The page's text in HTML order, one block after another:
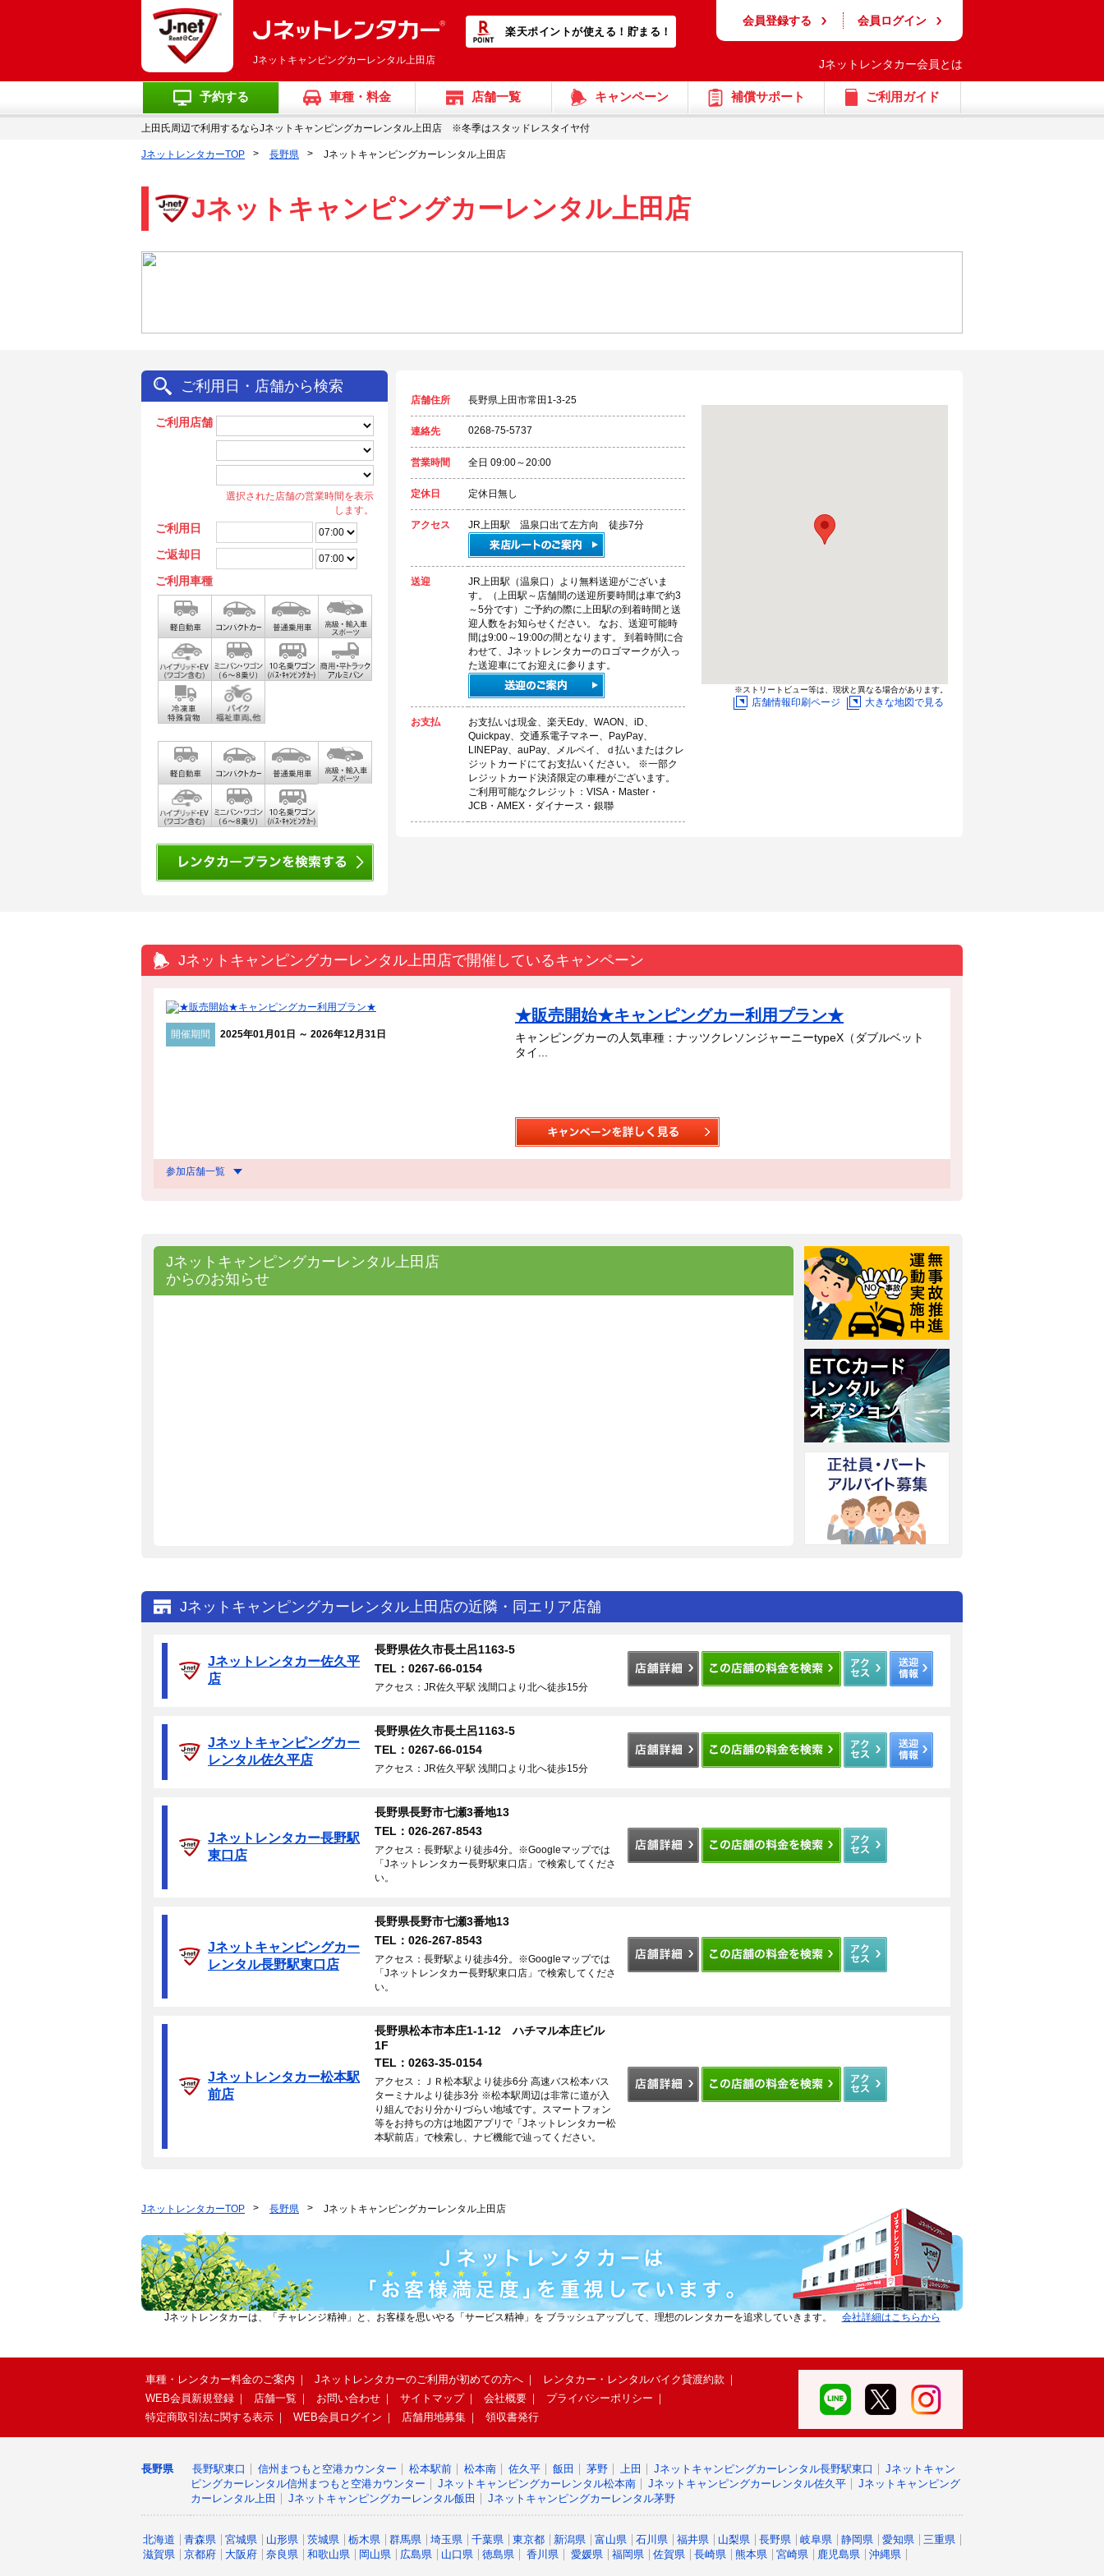
Jネットキャンピングカーレンタル上田店
会員登録する 会員ログイン
Jネットレンタカー会員とは
楽天ポイントが使える！貯まる！
予約する 車種・料金 店舗一覧 キャンペーン 補償サポート ご利用ガイド
上田氏周辺で利用するならJネットキャンピングカーレンタル上田店 ※冬季はスタッドレスタイヤ付
JネットレンタカーTOP 長野県 Jネットキャンピングカーレンタル上田店
Jネットキャンピングカーレンタル上田店
ご利用日・店舗から検索
ご利用店舗
選択された店舗の営業時間を表示
します。
ご利用日
ご返却日
ご利用車種
店舗住所 長野県上田市常田1-3-25
連絡先 0268-75-5737
営業時間 全日 09:00～20:00
定休日 定休日無し
アクセス JR上田駅 温泉口出て左方向 徒歩7分
送迎
JR上田駅（温泉口）より無料送迎がございま
す。（上田駅～店舗間の送迎所要時間は車で約3
～5分です）ご予約の際に上田駅の到着時間と送
迎人数をお知らせください。 なお、送迎可能時
間は9:00～19:00の間となります。 到着時間に合
わせて、Jネットレンタカーのロゴマークが入っ
た送迎車にてお迎えに参ります。
お支払
お支払いは現金、楽天Edy、WAON、iD、
Quickpay、交通系電子マネー、PayPay、
LINEPay、auPay、メルペイ、ｄ払いまたはクレ
ジットカードにてお支払いください。 ※一部ク
レジットカード決済限定の車種がございます。
ご利用可能なクレジット：VISA・Master・
JCB・AMEX・ダイナース・銀聯
※ストリートビュー等は、現状と異なる場合があります。
店舗情報印刷ページ 大きな地図で見る
Jネットキャンピングカーレンタル上田店で開催しているキャンペーン
開催期間 2025年01月01日 ～ 2026年12月31日
★販売開始★キャンピングカー利用プラン★
キャンピングカーの人気車種：ナッツクレソンジャーニーtypeX（ダブルベット
タイ...
参加店舗一覧
Jネットキャンピングカーレンタル上田店
からのお知らせ
Jネットキャンピングカーレンタル上田店の近隣・同エリア店舗
Jネットレンタカー佐久平
店
長野県佐久市長土呂1163-5
TEL：0267-66-0154
アクセス：JR佐久平駅 浅間口より北へ徒歩15分
Jネットキャンピングカー
レンタル佐久平店
長野県佐久市長土呂1163-5
TEL：0267-66-0154
アクセス：JR佐久平駅 浅間口より北へ徒歩15分
Jネットレンタカー長野駅
東口店
長野県長野市七瀬3番地13
TEL：026-267-8543
アクセス：長野駅より徒歩4分。※Googleマップでは
「Jネットレンタカー長野駅東口店」で検索してくださ
い。
Jネットキャンピングカー
レンタル長野駅東口店
長野県長野市七瀬3番地13
TEL：026-267-8543
アクセス：長野駅より徒歩4分。※Googleマップでは
「Jネットレンタカー長野駅東口店」で検索してくださ
い。
Jネットレンタカー松本駅
前店
長野県松本市本庄1-1-12 ハチマル本庄ビル
1F
TEL：0263-35-0154
アクセス：ＪＲ松本駅より徒歩6分 高速バス松本バス
ターミナルより徒歩3分 ※松本駅周辺は非常に道が入
り組んでおり分かりづらい地域です。スマートフォン
等をお持ちの方は地図アプリで「Jネットレンタカー松
本駅前店」で検索し、ナビ機能で辿ってください。
JネットレンタカーTOP 長野県 Jネットキャンピングカーレンタル上田店
Jネットレンタカーは、「チャレンジ精神」と、お客様を思いやる「サービス精神」を ブラッシュアップして、理想のレンタカーを追求していきます。 会社詳細はこちらから
車種・レンタカー料金のご案内 Jネットレンタカーのご利用が初めての方へ
レンタカー・レンタルバイク貸渡約款
WEB会員新規登録
店舗一覧 お問い合わせ サイトマップ 会社概要
プライバシーポリシー
特定商取引法に関する表示
WEB会員ログイン 店舗用地募集 領収書発行
長野県 長野駅東口 信州まつもと空港カウンター 松本駅前 松本南 佐久平 飯田 茅野 上田 Jネットキャンピングカーレンタル長野駅東口
Jネットキャン
ピングカーレンタル信州まつもと空港カウンター
Jネットキャンピングカーレンタル松本南 Jネットキャンピングカーレンタル佐久平
Jネットキャンピング
カーレンタル上田
Jネットキャンピングカーレンタル飯田 Jネットキャンピングカーレンタル茅野
北海道 青森県 宮城県 山形県 茨城県 栃木県 群馬県 埼玉県 千葉県 東京都 新潟県 富山県 石川県 福井県 山梨県 長野県 岐阜県 静岡県 愛知県
三重県
滋賀県
京都府 大阪府 奈良県 和歌山県 岡山県 広島県 山口県 徳島県 香川県 愛媛県 福岡県 佐賀県 長崎県 熊本県 宮崎県 鹿児島県 沖縄県